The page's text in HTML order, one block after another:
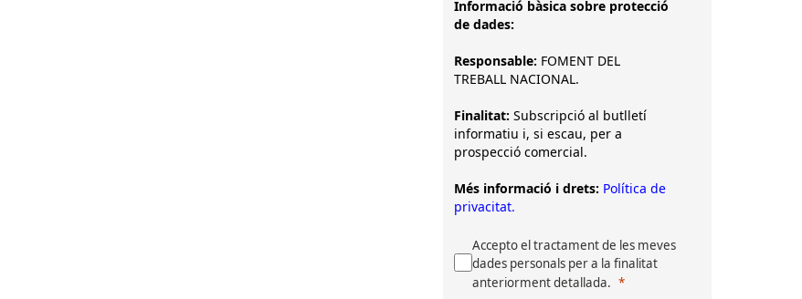
Informació bàsica sobre protecció
de dades:
Responsable: FOMENT DEL
TREBALL NACIONAL.
Finalitat: Subscripció al butlletí
informatiu i, si escau, per a
prospecció comercial.
Més informació i drets: Política de
privacitat.
Accepto el tractament de les meves
dades personals per a la finalitat
anteriorment detallada.